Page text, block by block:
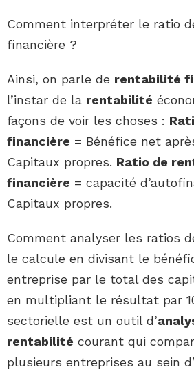
Comment interpréter le ratio
financière ?
Ainsi, on parle de rentabilité
l’instar de la rentabilité
façons de voir les choses :
financière = Bénéfice net
Capitaux propres. Ratio de
financière = capacité
Capitaux propres.
Comment analyser les ratios
le calcule en divisant le
entreprise par le total des
en multipliant le résultat par
sectorielle est un outil d’
rentabilité courant qui
plusieurs entreprises au sein